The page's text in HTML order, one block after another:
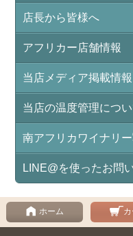
店長から皆様へ
アフリカー店舗情報
当店メディア掲載情報
当店の温度管理につ
南アフリカワイナリ
LINE@を使ったお問
ホーム カ